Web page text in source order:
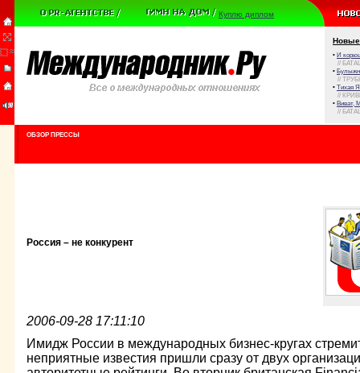
Куплю диплом
Новые
• И
//
•
//
• Тихая
//
• Виват,
//
ОБЗОР ПРЕССЫ
Россия – не конкурент
2006-09-28 17:11:10
Имидж России в международных бизнес-кругах
неприятные известия пришли сразу от двух